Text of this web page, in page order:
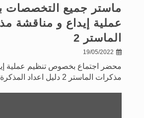
ماستر جميع
عملية إيداع و مناقشة
الماستر 2
19/05/2022
محضر اجتماع بخصوص تنظيم عملية
مذكرات الماستر 2 دليل اعداد المذكرة 2022…